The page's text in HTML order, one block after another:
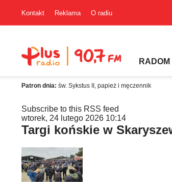
Kontakt Reklama O radiu
RADOM
Patron dnia: św. Sykstus II, papież i męczennik
Subscribe to this RSS feed
wtorek, 24 lutego 2026 10:14
Targi końskie w